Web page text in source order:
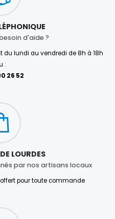
d'aide ?
du lundi au vendredi de 8h à 18h
:
26 52
LOURDES
par nos artisans locaux
pour toute commande